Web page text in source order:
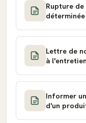
Rupture
Lettre de
à
Informer
d'un